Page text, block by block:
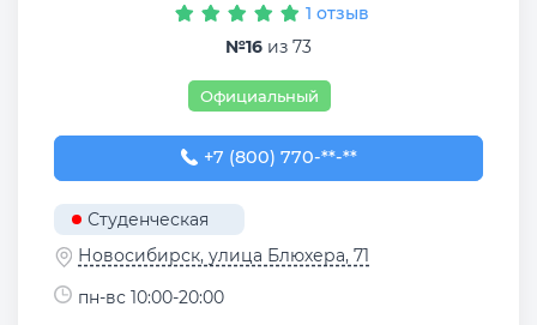
1 отзыв
№16 из 73
Официальный
+7 (800) 770-78-88
+7 (800) 770-**-**
Студенческая
Новосибирск, улица Блюхера, 71
пн-вс 10:00-20:00